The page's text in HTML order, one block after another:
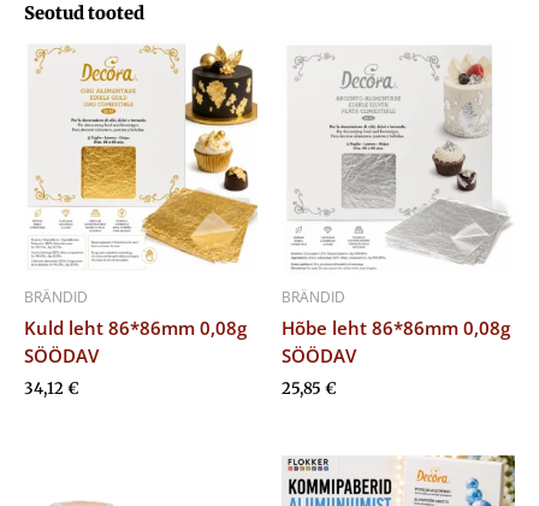
Seotud tooted
BRÄNDID
Kuld leht 86*86mm 0,08g
SÖÖDAV
34,12€
BRÄNDID
Hõbe leht 86*86mm 0,08g
SÖÖDAV
25,85 €